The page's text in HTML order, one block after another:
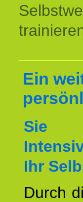
Ein
Sie
Ihr
Durch